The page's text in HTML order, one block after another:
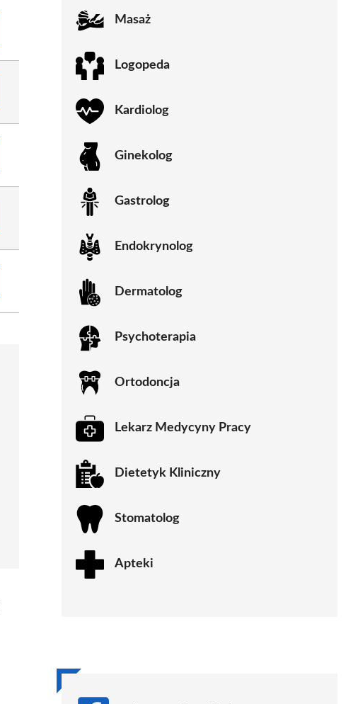
Masaż
Logopeda
Kardiolog
Ginekolog
Gastrolog
Endokrynolog
Dermatolog
Psychoterapia
Ortodoncja
Lekarz Medycyny Pracy
Dietetyk Kliniczny
Stomatolog
Apteki